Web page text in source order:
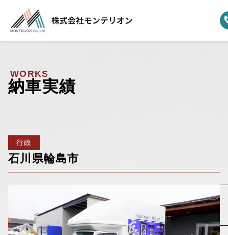
ホーム
選ばれる理由
納車実績
▼
採用情報 ▼
WORKS
納車実績
行政
石川県輪島市